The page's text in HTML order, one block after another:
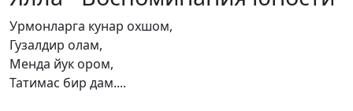
Урмонларга кунар охшом,
Гузалдир олам,
Менда йук ором,
Татимас бир дам....